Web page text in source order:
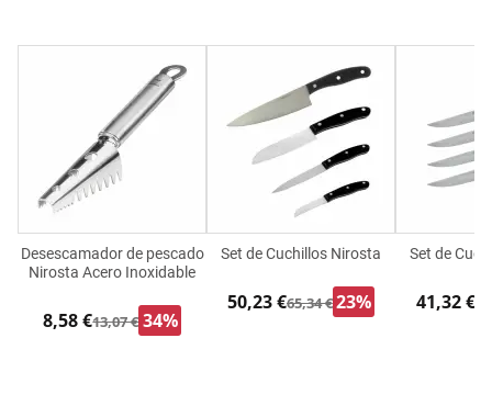
Desescamador de pescado
Nirosta Acero Inoxidable
8,58 €13,07 € 34%
Set de Cuchillos Nirosta
50,23 €65,34 €23%
Set de
41,32 €